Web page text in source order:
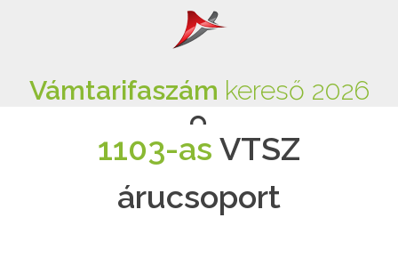
Vámtarifaszám kereső 2026
1103-as VTSZ
árucsoport